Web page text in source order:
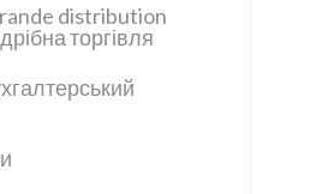
distribution
торгівля